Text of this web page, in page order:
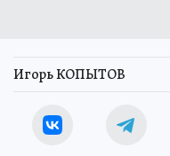
Игорь КОПЫТОВ